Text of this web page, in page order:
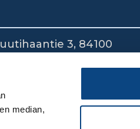
median,
3, 84100